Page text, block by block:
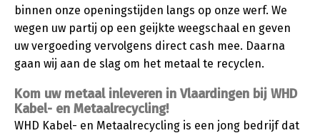
binnen onze openingstijden langs op onze werf. We
wegen uw partij op een geijkte weegschaal en geven
uw vergoeding vervolgens direct cash mee. Daarna
gaan wij aan de slag om het metaal te recyclen.
Kom uw metaal inleveren in Vlaardingen bij WHD
Kabel- en Metaalrecycling!
WHD Kabel- en Metaalrecycling is een jong bedrijf dat